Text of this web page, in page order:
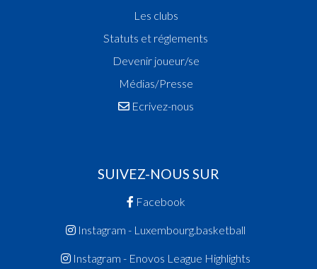
Les clubs
Statuts et réglements
Devenir joueur/se
Médias/Presse
Ecrivez-nous
SUIVEZ-NOUS SUR
Facebook
Instagram - Luxembourg.basketball
Instagram - Enovos League Highlights